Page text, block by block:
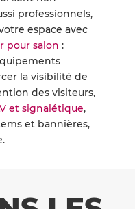
professionnels,
espace avec
pour salon :
la visibilité de
des visiteurs,
et signalétique,
et bannières,